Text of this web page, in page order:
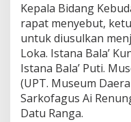
Kepala Bidang
rapat menyebut,
untuk diusulkan
Loka. Istana Bala’
Istana Bala’ Puti.
(UPT. Museum
Sarkofagus Ai
Datu Ranga.